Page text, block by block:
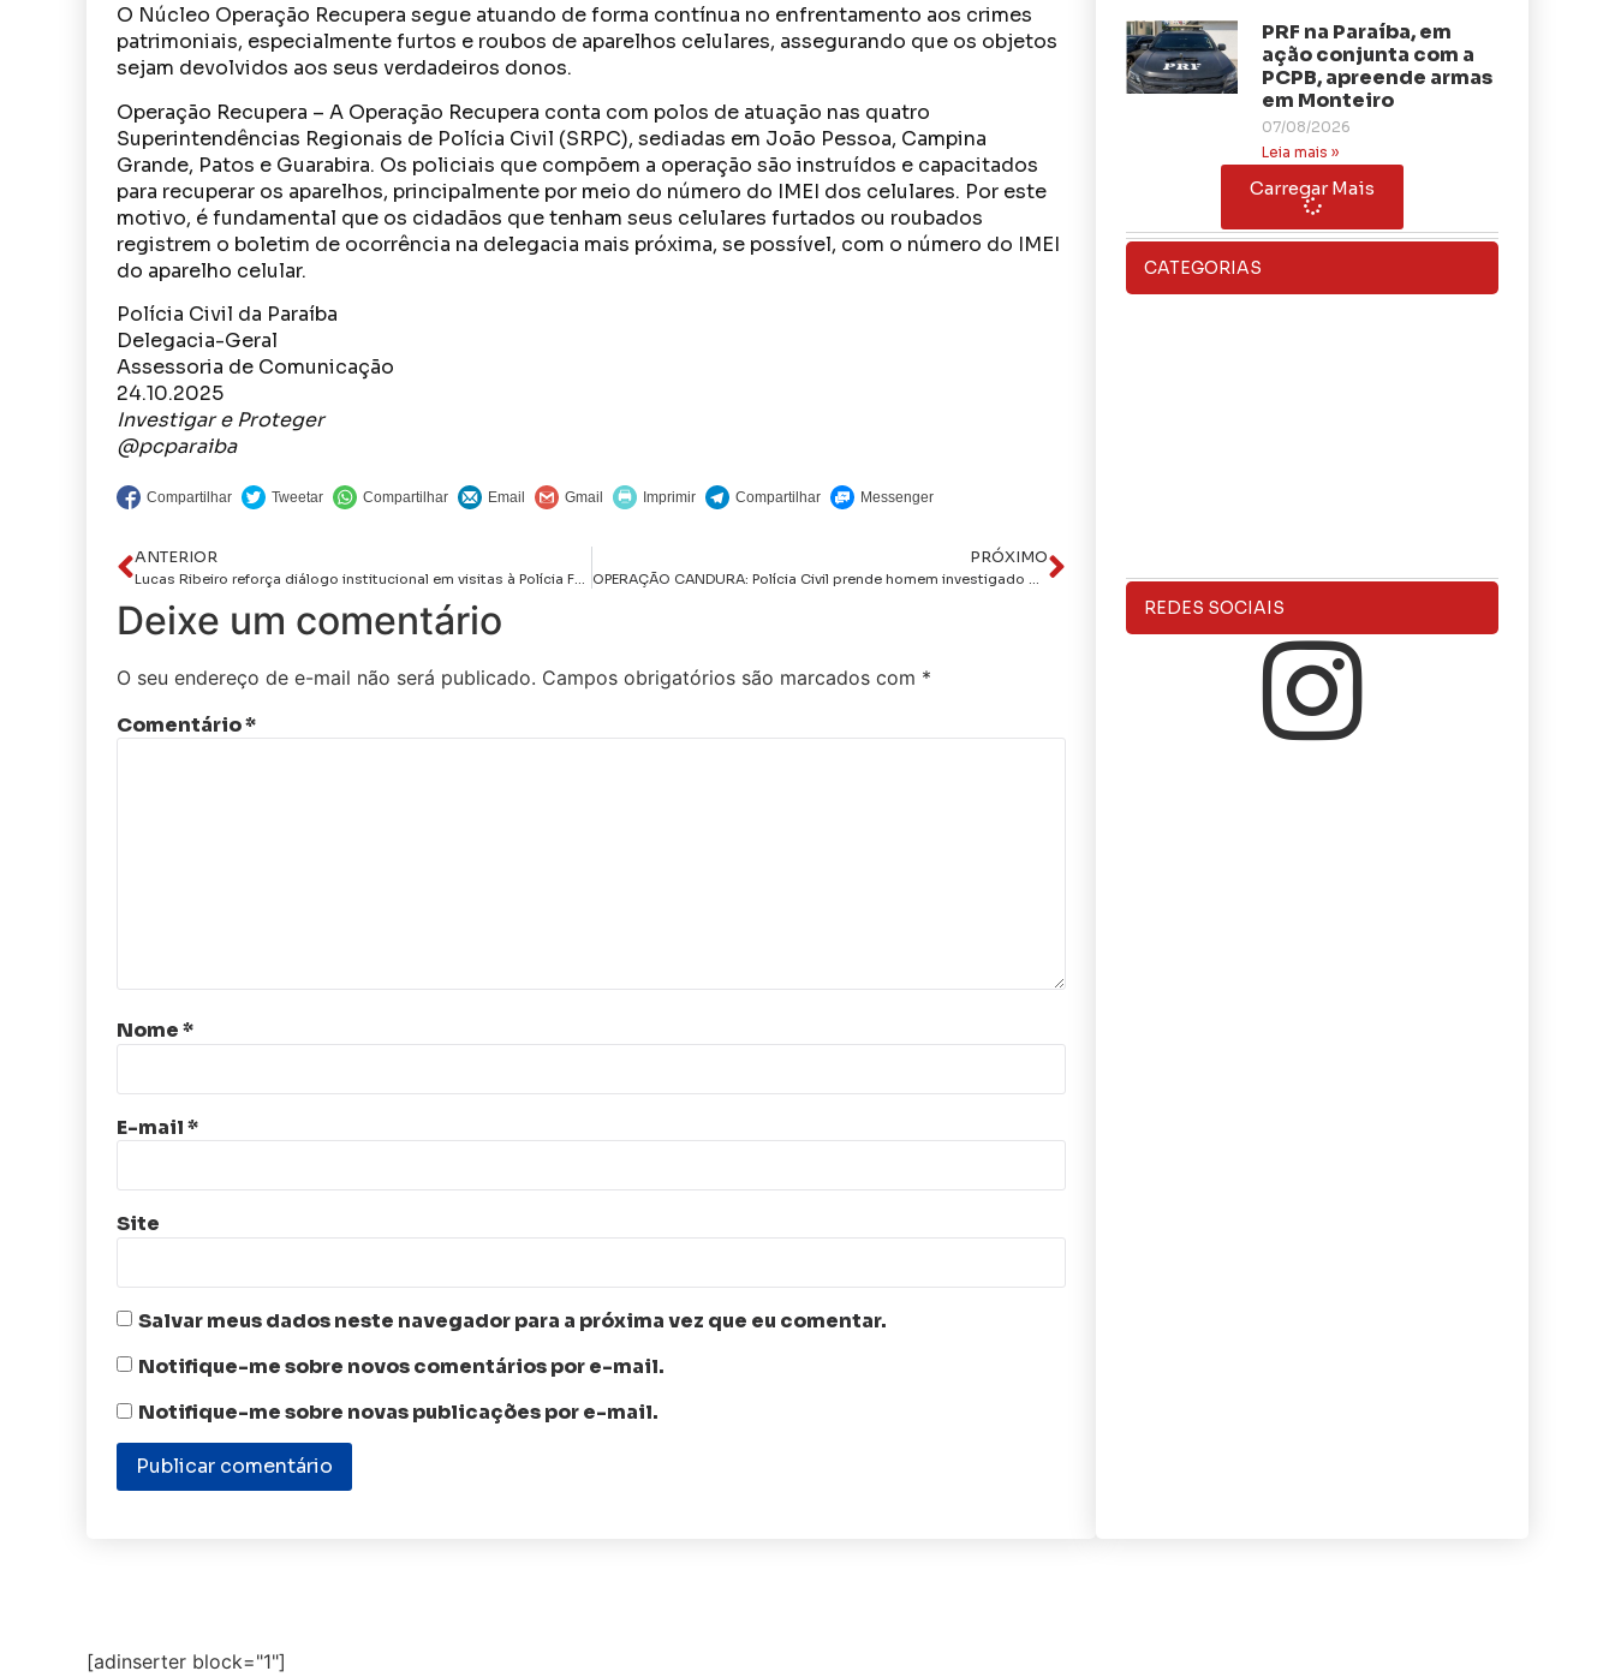
O Núcleo Operação Recupera segue atuando de forma contínua no enfrentamento aos crimes
patrimoniais, especialmente furtos e roubos de aparelhos celulares, assegurando que os objetos
sejam devolvidos aos seus verdadeiros donos.
Operação Recupera – A Operação Recupera conta com polos de atuação nas quatro
Superintendências Regionais de Polícia Civil (SRPC), sediadas em João Pessoa, Campina
Grande, Patos e Guarabira. Os policiais que compõem a operação são instruídos e capacitados
para recuperar os aparelhos, principalmente por meio do número do IMEI dos celulares. Por este
motivo, é fundamental que os cidadãos que tenham seus celulares furtados ou roubados
registrem o boletim de ocorrência na delegacia mais próxima, se possível, com o número do IMEI
do aparelho celular.
Polícia Civil da Paraíba
Delegacia-Geral
Assessoria de Comunicação
24.10.2025
Investigar e Proteger
@pcparaiba
ANTERIOR
Lucas Ribeiro reforça diálogo institucional em visitas à Polícia Federal e ao Tribunal de Justiça da Paraíba
PRÓXIMO
OPERAÇÃO CANDURA: Polícia Civil prende homem investigado por aliciamento de adolescente na internet
Deixe um comentário
O seu endereço de e-mail não será publicado. Campos obrigatórios são marcados com *
Comentário*
Nome*
E-mail*
Site
Salvar meus dados neste navegador para a próxima vez que eu comentar.
Notifique-me sobre novos comentários por e-mail.
Notifique-me sobre novas publicações por e-mail.
PRF na Paraíba, em
ação conjunta com a
PCPB, apreende armas
em Monteiro
07/08/2026
Leia mais »
Carregar Mais
CATEGORIAS
REDES SOCIAIS
[adinserter block="1"]